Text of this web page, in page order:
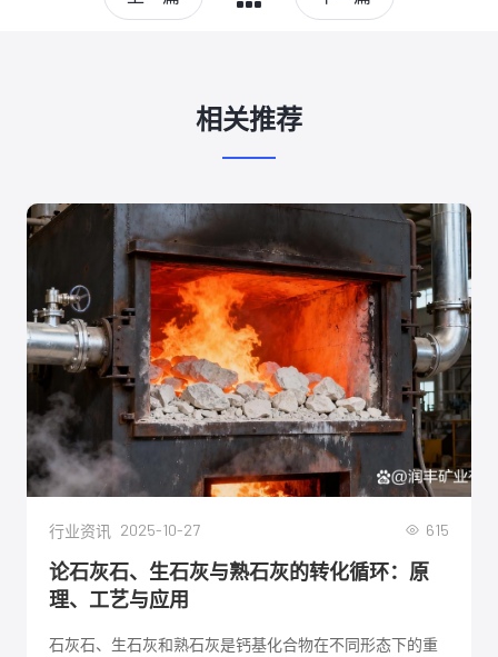
相关推荐
行业资讯 2025-10-27 615
论石灰石、生石灰与熟石灰的转化循环：原
理、工艺与应用
石灰石、生石灰和熟石灰是钙基化合物在不同形态下的重